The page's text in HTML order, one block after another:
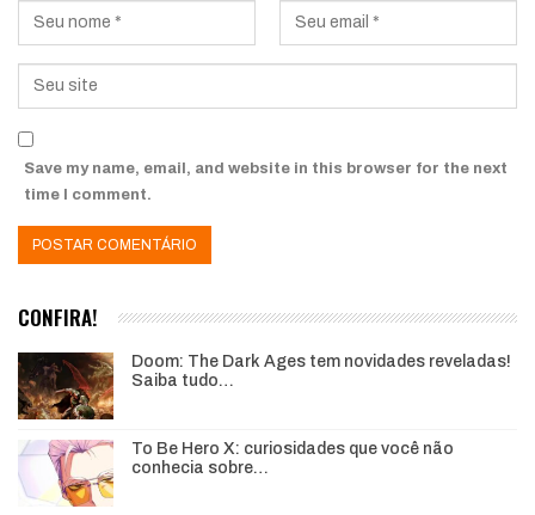
Save my name, email, and website in this browser for the next
time I comment.
CONFIRA!
Doom: The Dark Ages tem novidades reveladas!
Saiba tudo…
To Be Hero X: curiosidades que você não
conhecia sobre…